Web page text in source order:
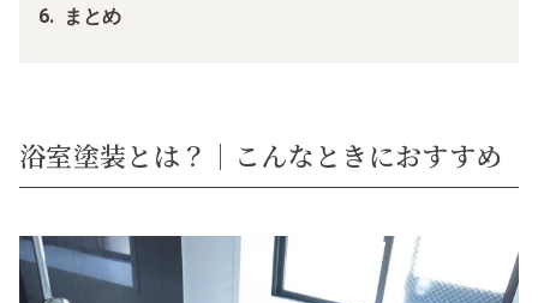
まとめ
浴室塗装とは？｜こんなときにおすすめ